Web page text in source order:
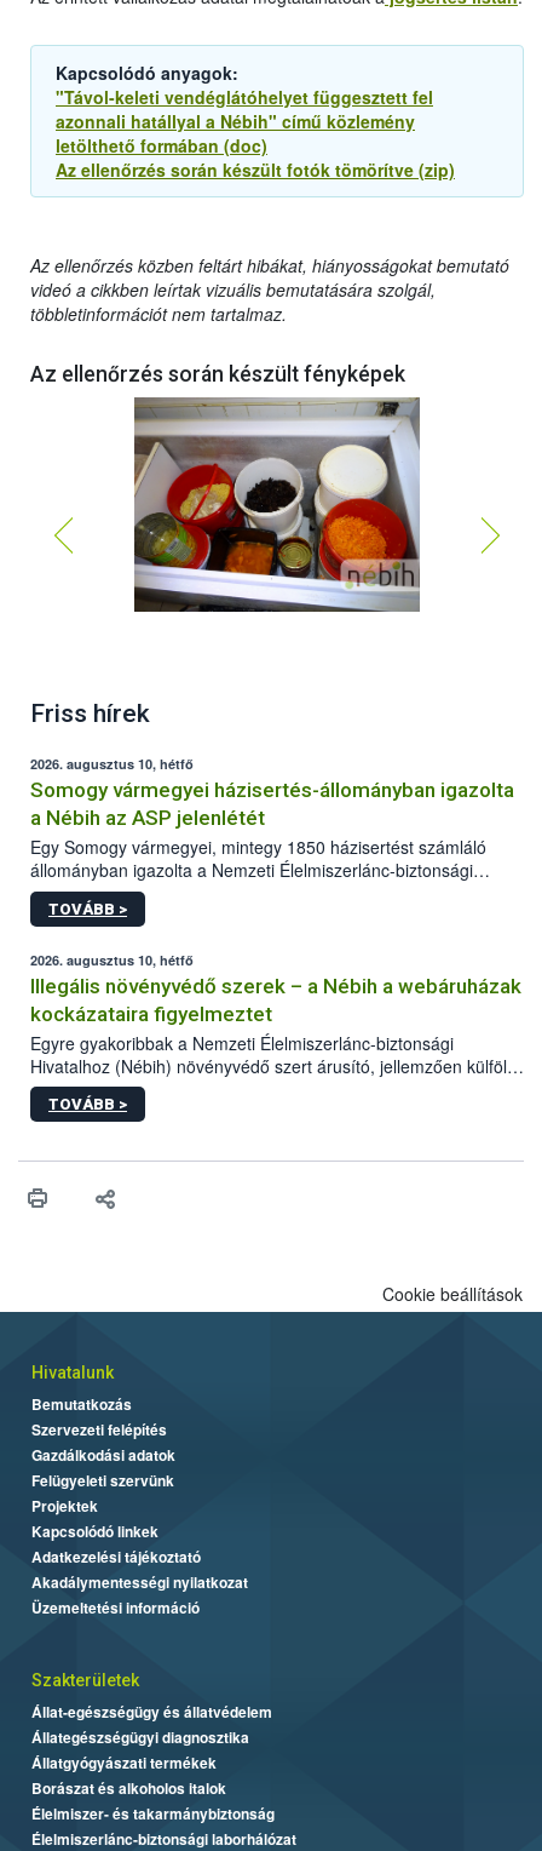
Kapcsolódó anyagok:
"Távol-keleti vendéglátóhelyet függesztett fel
azonnali hatállyal a Nébih" című közlemény
letölthető formában (doc)
Az ellenőrzés során készült fotók tömörítve (zip)
Az ellenőrzés közben feltárt hibákat, hiányosságokat bemutató
videó a cikkben leírtak vizuális bemutatására szolgál,
többletinformációt nem tartalmaz.
Az ellenőrzés során készült fényképek
Friss hírek
2026. augusztus 10, hétfő
Somogy vármegyei házisertés-állományban igazolta
a Nébih az ASP jelenlétét
Egy Somogy vármegyei, mintegy 1850 házisertést számláló
állományban igazolta a Nemzeti Élelmiszerlánc-biztonsági
Hivatal (Nébih) laboratóriuma az afrikai sertéspestis (ASP) vírus
jelenlétét. Az országos főállatorvos azonnal elrendelte a
terjedésének megakadályozása érdekében. A sertéstartók
számára kiemelten fontos a járványvédelmi előírások szigorú
betartása.
TOVÁBB >
2026. augusztus 10, hétfő
Illegális növényvédő szerek – a Nébih a webáruházak
kockázataira figyelmeztet
Egyre gyakoribbak a Nemzeti Élelmiszerlánc-biztonsági
Hivatalhoz (Nébih) növényvédő szert árusító, jellemzően külföldi
honlapok kapcsán érkező bejelentések. Emellett az ilyen
termékeket kínáló kéretlen online reklámok mennyisége is
összegyűjtötte az illegális növényvédő szerek kapcsán
vásárlás kockázatait.
TOVÁBB >
Cookie beállítások
Hivatalunk
Bemutatkozás
Szervezeti felépítés
Gazdálkodási adatok
Felügyeleti szervünk
Projektek
Kapcsolódó linkek
Adatkezelési tájékoztató
Akadálymentességi nyilatkozat
Üzemeltetési információ
Szakterületek
Állat-egészségügy és állatvédelem
Állategészségügyi diagnosztika
Állatgyógyászati termékek
Borászat és alkoholos italok
Élelmiszer- és takarmánybiztonság
Élelmiszerlánc-biztonsági laborhálózat